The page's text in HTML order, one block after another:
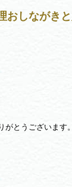
おしながき
とうございます。